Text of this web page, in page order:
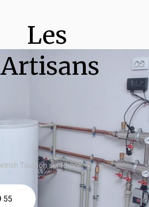
Les
Artisans
Tournon sur Rhône
55